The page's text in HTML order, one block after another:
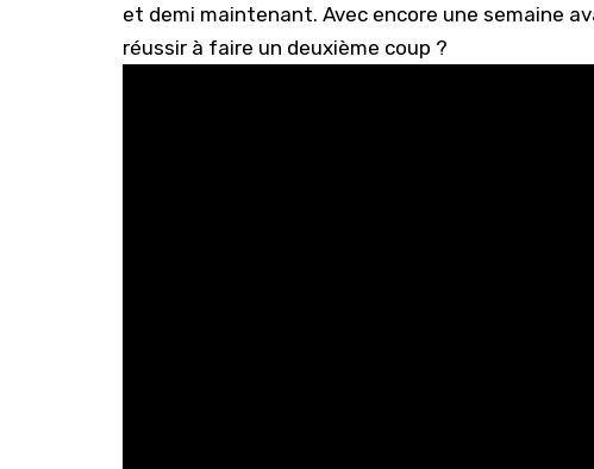
et demi maintenant. Avec encore une semaine
réussir à faire un deuxième coup ?